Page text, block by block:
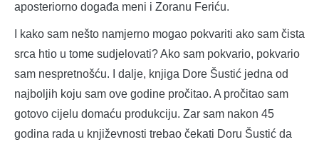
aposteriorno događa meni i Zoranu Feriću.
I kako sam nešto namjerno mogao pokvariti ako sam čista
srca htio u tome sudjelovati? Ako sam pokvario, pokvario
sam nespretnošću. I dalje, knjiga Dore Šustić jedna od
najboljih koju sam ove godine pročitao. A pročitao sam
gotovo cijelu domaću produkciju. Zar sam nakon 45
godina rada u književnosti trebao čekati Doru Šustić da